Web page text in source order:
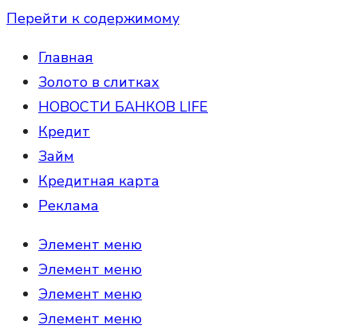
Перейти к содержимому
Главная
Золото в слитках
НОВОСТИ БАНКОВ LIFE
Кредит
Займ
Кредитная карта
Реклама
Элемент меню
Элемент меню
Элемент меню
Элемент меню